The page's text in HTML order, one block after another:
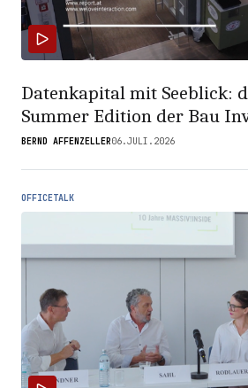
Datenkapital mit Seeblick:
Summer Edition der Bau
BERND AFFENZELLER06.JULI.2026
OFFICETALK